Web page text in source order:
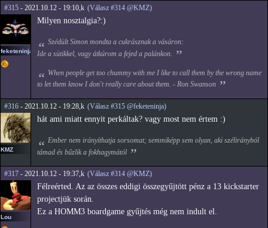
#315 - 2021.10.12 - 19:10,k (Válasz #314 @KMZ)
feketeninja
Milyen nosztalgia?:)
Szédült Simon mondta a cukrásznak a vásáron:
Ide a sütikkel, vagy átkúrom a fejed a palánkon.
When people get too chummy with me I like to call them by the wrong name
to let them know I don't really care about them. - Ron Swanson
#316 - 2021.10.12 - 19:28,k (Válasz #315 @feketeninja)
KMZ
hát ami miatt ennyit perkáltak? vagy most nem értem :)
Ember nem irányíthatja sorsomat; semmiképp sem olyan, aki szélirányból
támad és bűzlik a fokhagymától
#317 - 2021.10.12 - 19:37,k (Válasz #314 @KMZ)
Lou
Félreérted. Az az összes eddigi összegyűjtött pénz a 13 kickstarter
projectjük során.
Ez a HOMM3 boardgame gyűjtés még nem indult el.